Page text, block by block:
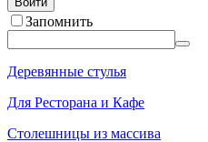
Запомнить
Деревянные стулья
Для Ресторана и Кафе
Столешницы из массива